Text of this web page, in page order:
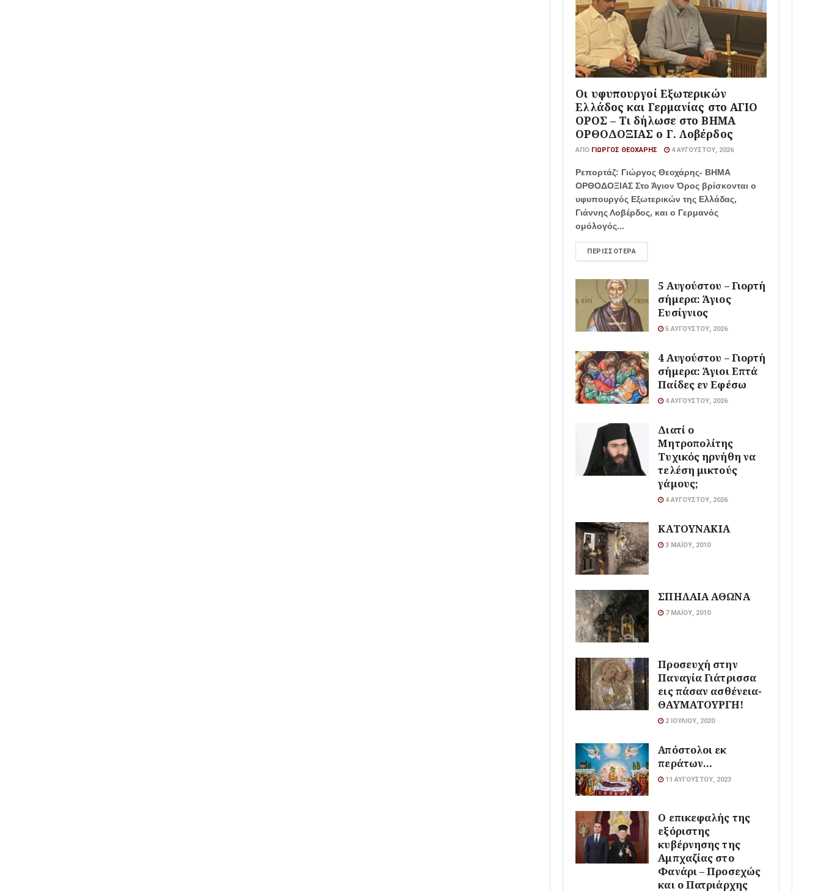
Οι υφυπουργοί Εξωτερικών
Ελλάδος και Γερμανίας στο ΑΓΙΟ
ΟΡΟΣ – Τι δήλωσε στο ΒΗΜΑ
ΟΡΘΟΔΟΞΙΑΣ ο Γ. Λοβέρδος
ΑΠΌ ΓΙΏΡΓΟΣ ΘΕΟΧΆΡΗΣ 4 ΑΥΓΟΎΣΤΟΥ, 2026
Ρεπορτάζ: Γιώργος Θεοχάρης- ΒΗΜΑ
ΟΡΘΟΔΟΞΙΑΣ Στο Άγιον Όρος βρίσκονται ο
υφυπουργός Εξωτερικών της Ελλάδας,
Γιάννης Λοβέρδος, και ο Γερμανός
ομόλογός...
ΠΕΡΙΣΣΌΤΕΡΑ
5 Αυγούστου – Γιορτή
σήμερα: Άγιος
Ευσίγνιος
5 ΑΥΓΟΎΣΤΟΥ, 2026
4 Αυγούστου – Γιορτή
σήμερα: Άγιοι Επτά
Παίδες εν Εφέσω
4 ΑΥΓΟΎΣΤΟΥ, 2026
Διατί ο
Μητροπολίτης
Τυχικός ηρνήθη να
τελέση μικτούς
γάμους;
4 ΑΥΓΟΎΣΤΟΥ, 2026
ΚΑΤΟΥΝΑΚΙΑ
3 ΜΑΪ́ΟΥ, 2010
ΣΠΗΛΑΙΑ ΑΘΩΝΑ
7 ΜΑΪ́ΟΥ, 2010
Προσευχή στην
Παναγία Γιάτρισσα
εις πάσαν ασθένεια-
ΘΑΥΜΑΤΟΥΡΓΗ!
2 ΙΟΥΛΊΟΥ, 2020
Απόστολοι εκ
περάτων…
11 ΑΥΓΟΎΣΤΟΥ, 2023
Ο επικεφαλής της
εξόριστης
κυβέρνησης της
Αμπχαζίας στο
Φανάρι – Προσεχώς
και ο Πατριάρχης